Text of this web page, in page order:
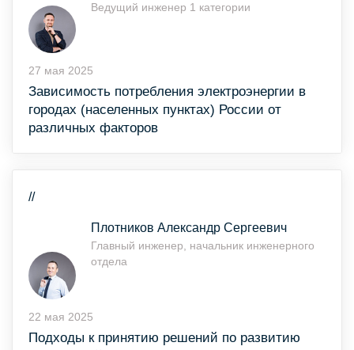
Ведущий инженер 1 категории
27 мая 2025
Зависимость потребления электроэнергии в
городах (населенных пунктах) России от
различных факторов
//
Плотников Александр Сергеевич
Главный инженер, начальник инженерного
отдела
22 мая 2025
Подходы к принятию решений по развитию